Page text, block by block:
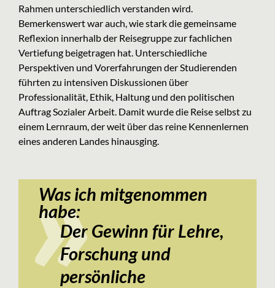
Rahmen unterschiedlich verstanden wird.
Bemerkenswert war auch, wie stark die gemeinsame
Reflexion innerhalb der Reisegruppe zur fachlichen
Vertiefung beigetragen hat. Unterschiedliche
Perspektiven und Vorerfahrungen der Studierenden
führten zu intensiven Diskussionen über
Professionalität, Ethik, Haltung und den politischen
Auftrag Sozialer Arbeit. Damit wurde die Reise selbst zu
einem Lernraum, der weit über das reine Kennenlernen
eines anderen Landes hinausging.
Was ich mitgenommen
habe:
Der Gewinn für Lehre,
Forschung und
persönliche